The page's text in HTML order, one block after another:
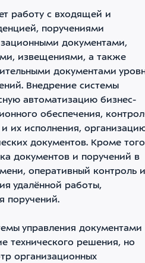
работу с входящей и
поручениями
документами,
извещениями, а также
документами
Внедрение системы
автоматизацию бизнес-
обеспечения,
их исполнения,
документов. Кроме
документов и поручений в
оперативный контроль
удалённой работы,
поручений.
управления документами
технического решения, но
организационных